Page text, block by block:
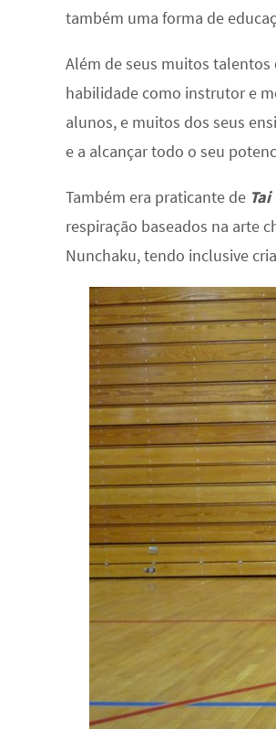
também uma forma de
Além de seus muitos
habilidade como instrutor e
alunos, e muitos dos seus
e a alcançar todo o seu
Também era praticante de
respiração baseados na arte
Nunchaku, tendo inclusive